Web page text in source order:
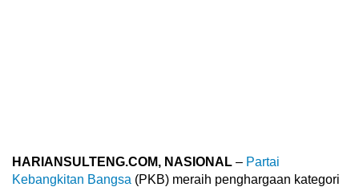
HARIANSULTENG.COM, NASIONAL – Partai
Kebangkitan Bangsa (PKB) meraih penghargaan kategori